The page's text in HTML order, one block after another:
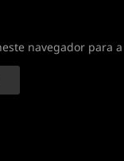
navegador para